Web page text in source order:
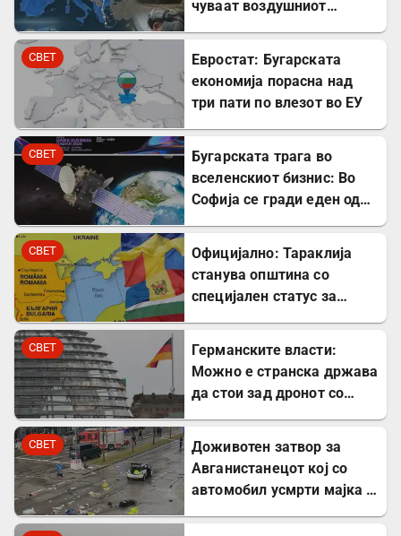
чуваат воздушниот
СВЕТ
Евростат: Бугарската
економија порасна над
три пати по влезот во ЕУ
СВЕТ
Бугарската трага во
вселенскиот бизнис: Во
Софија се гради еден од
центри во Европа
СВЕТ
Официјално: Тараклија
станува општина со
специјален статус за
СВЕТ
Германските власти:
Можно е странска држава
да стои зад дронот со
СВЕТ
Доживотен затвор за
Авганистанецот кој со
автомобил усмрти мајка и